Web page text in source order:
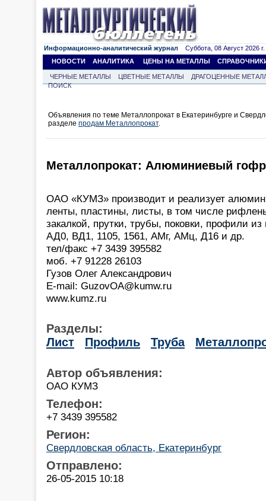
Информационно-аналитический журнал Суббота, 08 Август 2026 г.
НОВОСТИ
АНАЛИТИКА ЦЕНЫ НА МЕТАЛЛЫ
ЧЕРНЫЕ МЕТАЛЛЫ ЦВЕТНЫЕ МЕТАЛЛЫ
ДРАГОЦЕННЫЕ
ПОИСК
Объявления по теме Металлопрокат в Екатеринбурге и
разделе продам Металлопрокат.
Металлопрокат: Алюминиевый
ОАО «КУМЗ» производит и реализует
ленты, пластины, листы, в том числе
закалкой, прутки, трубы, поковки, профили
АД0, ВД1, 1105, 1561, АМг, АМц, Д16 и др.
тел/факс +7 3439 395582
моб. +7 91228 26103
Гузов Олег Александрович
E-mail: GuzovOA@kumw.ru
www.kumz.ru
Разделы:
Лист
Профиль Труба
Автор объявления:
ОАО КУМЗ
Телефон:
+7 3439 395582
Регион:
Свердловская область, Екатеринбург
Отправлено:
26-05-2015 10:18